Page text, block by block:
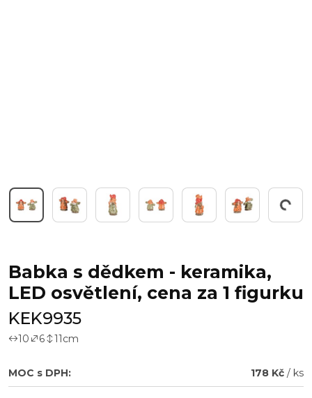
Pracuji...
Babka s dědkem - keramika,
LED osvětlení, cena za 1 figurku
KEK9935
10 6 11cm
MOC s DPH: 178 Kč / ks